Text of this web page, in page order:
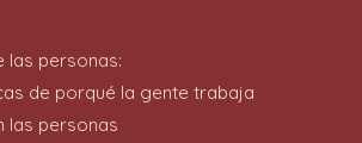
las personas:
de porqué la gente trabaja
las personas